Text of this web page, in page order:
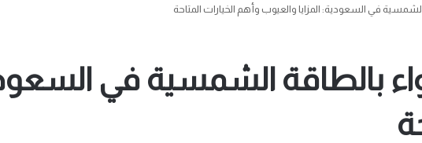
في السعودية: المزايا والعيوب وأهم الخيارات المتاحة
بالطاقة الشمسية في